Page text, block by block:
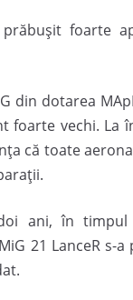
prăbușit foarte
din dotarea
foarte vechi. La
că toate
ani, în timpul
21 LanceR s-